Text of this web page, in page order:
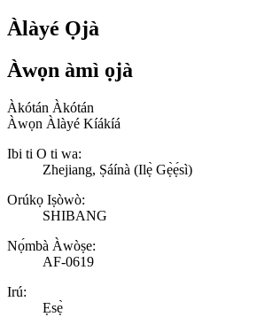
Àlàyé Ọjà
Àwọn àmì ọjà
Àkótán Àkótán
Àwọn Àlàyé Kíákíá
Ibi ti O ti wa:
Zhejiang, Ṣáínà (Ilẹ̀ Gẹ̀ẹ́sì)
Orúkọ Iṣòwò:
SHIBANG
Nọ́mbà Àwòṣe:
AF-0619
Irú:
Ẹsẹ̀